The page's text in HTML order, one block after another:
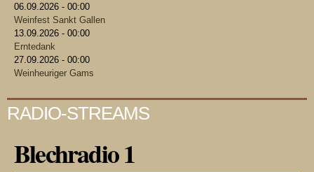
06.09.2026 - 00:00
Weinfest Sankt Gallen
13.09.2026 - 00:00
Erntedank
27.09.2026 - 00:00
Weinheuriger Gams
RADIO-STREAMS
Blechradio 1